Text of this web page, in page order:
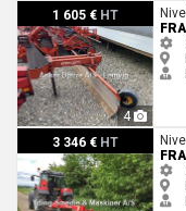
1 605 € HT
4
Fransgard GT 250
3 346 € HT
Fransgard GT 250HY med